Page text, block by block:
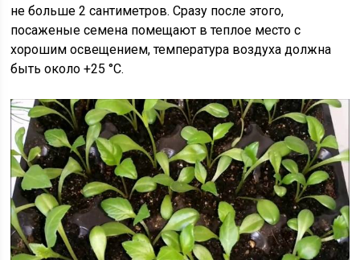
не больше 2 сантиметров. Сразу после этого,
посаженые семена помещают в теплое место с
хорошим освещением, температура воздуха должна
быть около +25 °C.